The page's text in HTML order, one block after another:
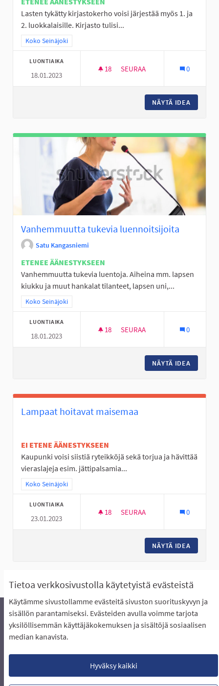
Tietoa verkkosivustolla käytetyistä evästeistä
Käytämme sivustollamme evästeitä sivuston suorituskyvyn ja
sisällön parantamiseksi. Evästeiden avulla voimme tarjota
yksilöllisemmän käyttäjäkokemuksen ja sisältöjä sosiaalisen
median kanavista.
Hyväksy kaikki
Lasten tykätty kirjastokerho voisi järjestää myös 1. ja
2. luokkalaisille. Kirjasto tulisi...
Rajaa tulokset teeman mukaan: Koko Seinäjoki
Koko Seinäjoki
LUONTIAIKA
18.01.2023
18 18 SEURAAJAA
SEURAA 0
NÄYTÄ IDEA
Vanhemmuutta tukevia luennoitsijoita
Satu Kangasniemi
ETENEE ÄÄNESTYKSEEN
Vanhemmuutta tukevia luentoja. Aiheina mm. lapsen
kiukku ja muut hankalat tilanteet, lapsen uni,...
Rajaa tulokset teeman mukaan: Koko Seinäjoki
Koko Seinäjoki
LUONTIAIKA
18.01.2023
18 18 SEURAAJAA
SEURAA 0
NÄYTÄ IDEA
Lampaat hoitavat maisemaa
EI ETENE ÄÄNESTYKSEEN
Kaupunki voisi siistiä ryteikköjä sekä torjua ja hävittää
vieraslajeja esim. jättipalsamia...
Rajaa tulokset teeman mukaan: Koko Seinäjoki
Koko Seinäjoki
LUONTIAIKA
23.01.2023
18 18 SEURAAJAA
SEURAA 0
NÄYTÄ IDEA
Näytä kaikki peruutetut ideat
Äänestyksen pikaohjeet
Usein kysytyt kysymykset
Näin äänestät Asukasbudjetissa
Lataa avoimet datatiedostot
Evästeasetukset